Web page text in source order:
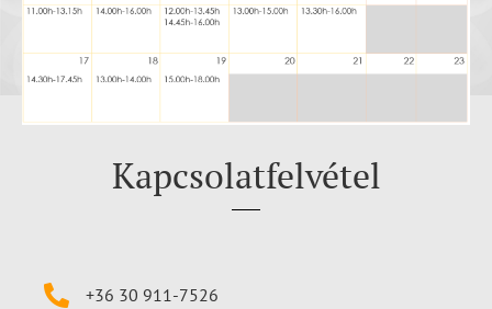
Kapcsolatfelvétel
+36 30 911-7526